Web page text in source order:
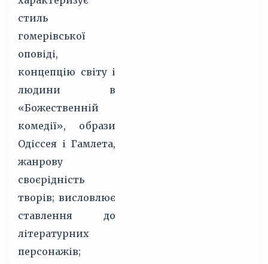
стиль
гомерівської
оповіді,
концепцію світу і
людини в
«Божественній
комедії», образи
Одіссея і Гамлета,
жанрову
своєрідність
творів; висловлює
ставлення до
літературних
персонажів;